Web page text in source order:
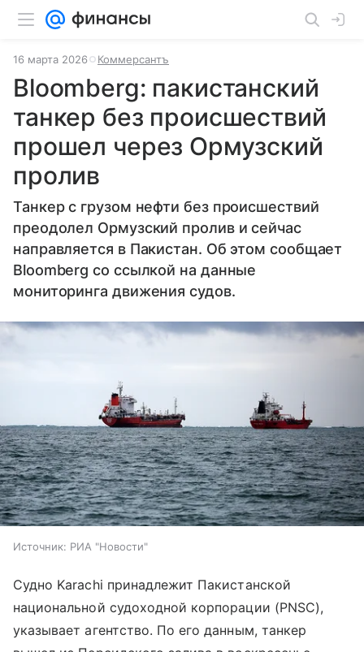
16 марта 2026 Коммерсантъ
Bloomberg: пакистанский
танкер без происшествий
прошел через Ормузский
пролив
Танкер с грузом нефти без происшествий
преодолел Ормузский пролив и сейчас
направляется в Пакистан. Об этом сообщает
Bloomberg со ссылкой на данные
мониторинга движения судов.
Источник: РИА "Новости"
Судно Karachi принадлежит Пакистанской
национальной судоходной корпорации (PNSC),
указывает агентство. По его данным, танкер